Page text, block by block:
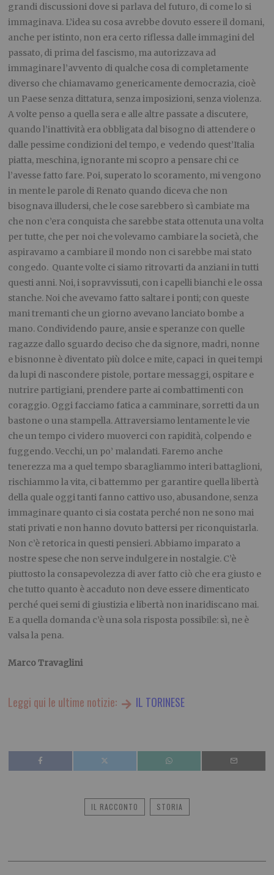
grandi discussioni dove si parlava del futuro, di come lo si
immaginava. L’idea su cosa avrebbe dovuto essere il domani,
anche per istinto, non era certo riflessa dalle immagini del
passato, di prima del fascismo, ma autorizzava ad
immaginare l’avvento di qualche cosa di completamente
diverso che chiamavamo genericamente democrazia, cioè
un Paese senza dittatura, senza imposizioni, senza violenza.
A volte penso a quella sera e alle altre passate a discutere,
quando l’inattività era obbligata dal bisogno di attendere o
dalle pessime condizioni del tempo, e vedendo quest’Italia
piatta, meschina, ignorante mi scopro a pensare chi ce
l’avesse fatto fare. Poi, superato lo scoramento, mi vengono
in mente le parole di Renato quando diceva che non
bisognava illudersi, che le cose sarebbero sì cambiate ma
che non c’era conquista che sarebbe stata ottenuta una volta
per tutte, che per noi che volevamo cambiare la società, che
aspiravamo a cambiare il mondo non ci sarebbe mai stato
congedo. Quante volte ci siamo ritrovarti da anziani in tutti
questi anni. Noi, i sopravvissuti, con i capelli bianchi e le ossa
stanche. Noi che avevamo fatto saltare i ponti; con queste
mani tremanti che un giorno avevano lanciato bombe a
mano. Condividendo paure, ansie e speranze con quelle
ragazze dallo sguardo deciso che da signore, madri, nonne
e bisnonne è diventato più dolce e mite, capaci in quei tempi
da lupi di nascondere pistole, portare messaggi, ospitare e
nutrire partigiani, prendere parte ai combattimenti con
coraggio. Oggi facciamo fatica a camminare, sorretti da un
bastone o una stampella. Attraversiamo lentamente le vie
che un tempo ci videro muoverci con rapidità, colpendo e
fuggendo. Vecchi, un po’ malandati. Faremo anche
tenerezza ma a quel tempo sbaragliammo interi battaglioni,
rischiammo la vita, ci battemmo per garantire quella libertà
della quale oggi tanti fanno cattivo uso, abusandone, senza
immaginare quanto ci sia costata perché non ne sono mai
stati privati e non hanno dovuto battersi per riconquistarla.
Non c’è retorica in questi pensieri. Abbiamo imparato a
nostre spese che non serve indulgere in nostalgie. C’è
piuttosto la consapevolezza di aver fatto ciò che era giusto e
che tutto quanto è accaduto non deve essere dimenticato
perché quei semi di giustizia e libertà non inaridiscano mai.
E a quella domanda c’è una sola risposta possibile: sì, ne è
valsa la pena.
Marco Travaglini
Leggi qui le ultime notizie: IL TORINESE
IL RACCONTO STORIA